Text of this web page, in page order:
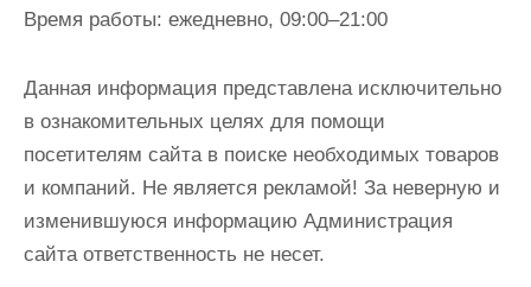
Время работы: ежедневно, 09:00–21:00
Данная информация представлена исключительно
в ознакомительных целях для помощи
посетителям сайта в поиске необходимых товаров
и компаний. Не является рекламой! За неверную и
изменившуюся информацию Администрация
сайта ответственность не несет.